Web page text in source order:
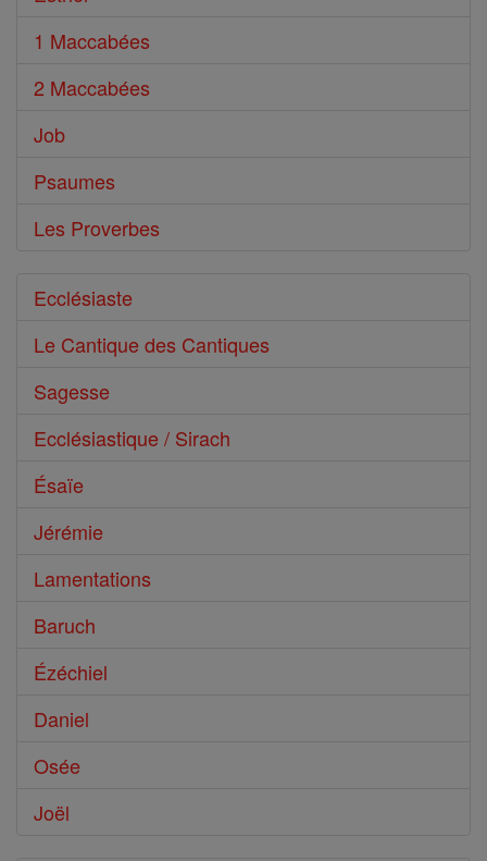
1 Maccabées
2 Maccabées
Job
Psaumes
Les Proverbes
Ecclésiaste
Le Cantique des Cantiques
Sagesse
Ecclésiastique / Sirach
Ésaïe
Jérémie
Lamentations
Baruch
Ézéchiel
Daniel
Osée
Joël